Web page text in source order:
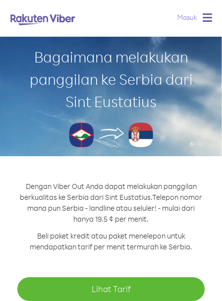
Masuk
Bagaimana melakukan
panggilan ke Serbia dari
Sint Eustatius
Dengan Viber Out Anda dapat melakukan panggilan
berkualitas ke Serbia dari Sint Eustatius.Telepon nomor
mana pun Serbia - landline atau seluler! - mulai dari
hanya 19.5 ¢ per menit.
Beli paket kredit atau paket menelepon untuk
mendapatkan tarif per menit termurah ke Serbia.
Lihat Tarif